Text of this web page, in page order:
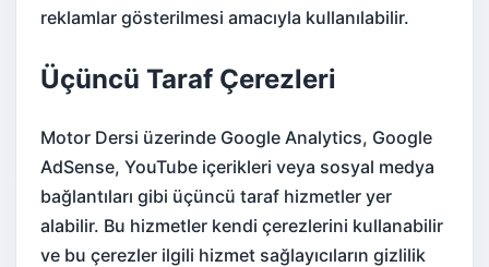
reklamlar gösterilmesi amacıyla kullanılabilir.
Üçüncü Taraf Çerezleri
Motor Dersi üzerinde Google Analytics, Google
AdSense, YouTube içerikleri veya sosyal medya
bağlantıları gibi üçüncü taraf hizmetler yer
alabilir. Bu hizmetler kendi çerezlerini kullanabilir
ve bu çerezler ilgili hizmet sağlayıcıların gizlilik